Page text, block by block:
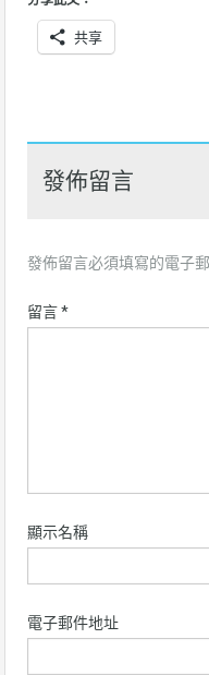
共享
發佈留言
發佈留言必須填寫的電子
留言*
顯示名稱
電子郵件地址